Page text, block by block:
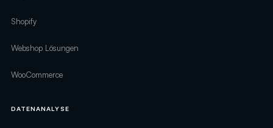
Shopify
Webshop Lösungen
WooCommerce
DATENANALYSE